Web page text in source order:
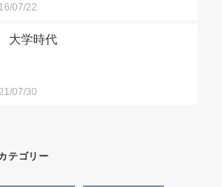
07/22
大学時代
07/30
テゴリー